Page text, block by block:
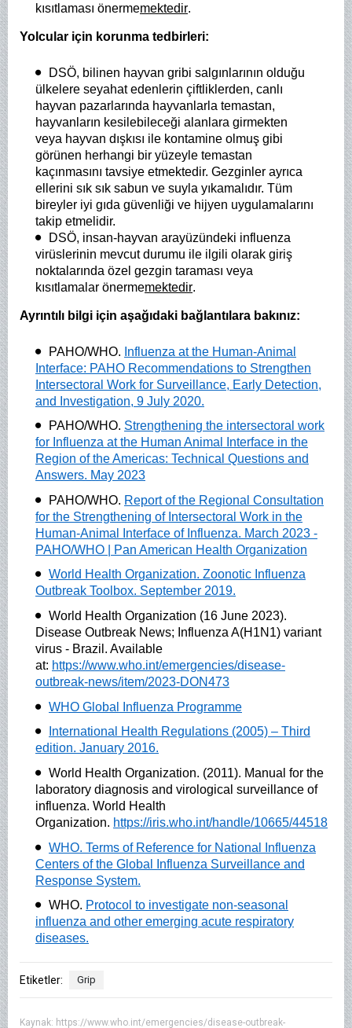
kısıtlaması önermemektedir.
Yolcular için korunma tedbirleri:
DSÖ, bilinen hayvan gribi salgınlarının olduğu
ülkelere seyahat edenlerin çiftliklerden, canlı
hayvan pazarlarında hayvanlarla temastan,
hayvanların kesilebileceği alanlara girmekten
veya hayvan dışkısı ile kontamine olmuş gibi
görünen herhangi bir yüzeyle temastan
kaçınmasını tavsiye etmektedir. Gezginler ayrıca
ellerini sık sık sabun ve suyla yıkamalıdır. Tüm
bireyler iyi gıda güvenliği ve hijyen uygulamalarını
takip etmelidir.
DSÖ, insan-hayvan arayüzündeki influenza
virüslerinin mevcut durumu ile ilgili olarak giriş
noktalarında özel gezgin taraması veya
kısıtlamalar önermemektedir.
Ayrıntılı bilgi için aşağıdaki bağlantılara bakınız:
PAHO/WHO. Influenza at the Human-Animal
Interface: PAHO Recommendations to Strengthen
Intersectoral Work for Surveillance, Early Detection,
and Investigation, 9 July 2020.
PAHO/WHO. Strengthening the intersectoral work
for Influenza at the Human Animal Interface in the
Region of the Americas: Technical Questions and
Answers. May 2023
PAHO/WHO. Report of the Regional Consultation
for the Strengthening of Intersectoral Work in the
Human-Animal Interface of Influenza. March 2023 -
PAHO/WHO | Pan American Health Organization
World Health Organization. Zoonotic Influenza
Outbreak Toolbox. September 2019.
World Health Organization (16 June 2023).
Disease Outbreak News; Influenza A(H1N1) variant
virus - Brazil. Available
at: https://www.who.int/emergencies/disease-
outbreak-news/item/2023-DON473
WHO Global Influenza Programme
International Health Regulations (2005) – Third
edition. January 2016.
World Health Organization. (‎2011)‎. Manual for the
laboratory diagnosis and virological surveillance of
influenza. World Health
Organization. https://iris.who.int/handle/10665/44518
WHO. Terms of Reference for National Influenza
Centers of the Global Influenza Surveillance and
Response System.
WHO. Protocol to investigate non-seasonal
influenza and other emerging acute respiratory
diseases.
Etiketler: Grip
Kaynak: https://www.who.int/emergencies/disease-outbreak-